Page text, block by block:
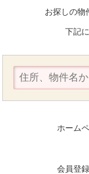
お探しの物
下記
ホーム
会員登